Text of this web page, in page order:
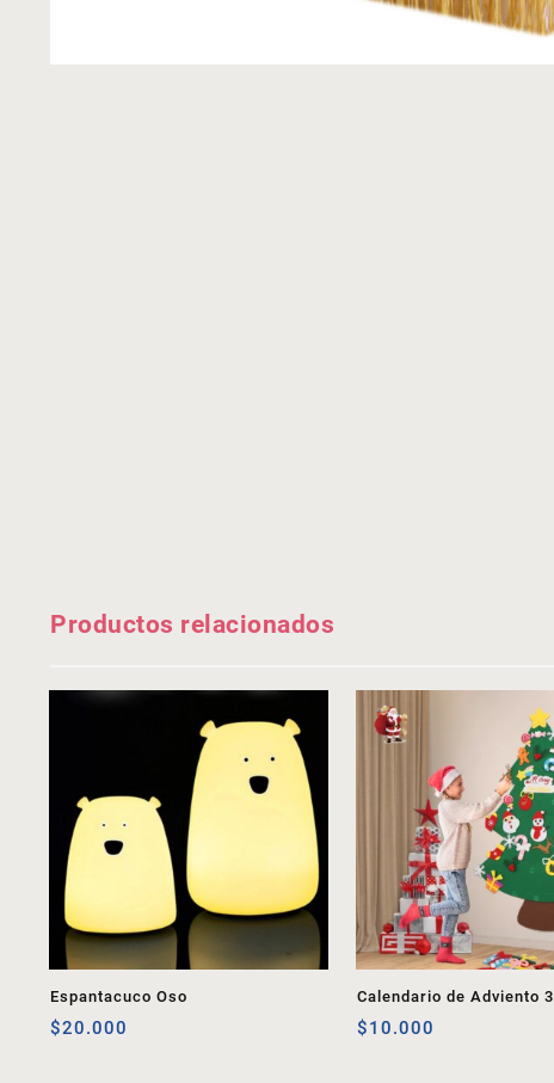
Productos relacionados
Espantacuco Oso
$20.000
Calendario de Adviento 3
$10.000